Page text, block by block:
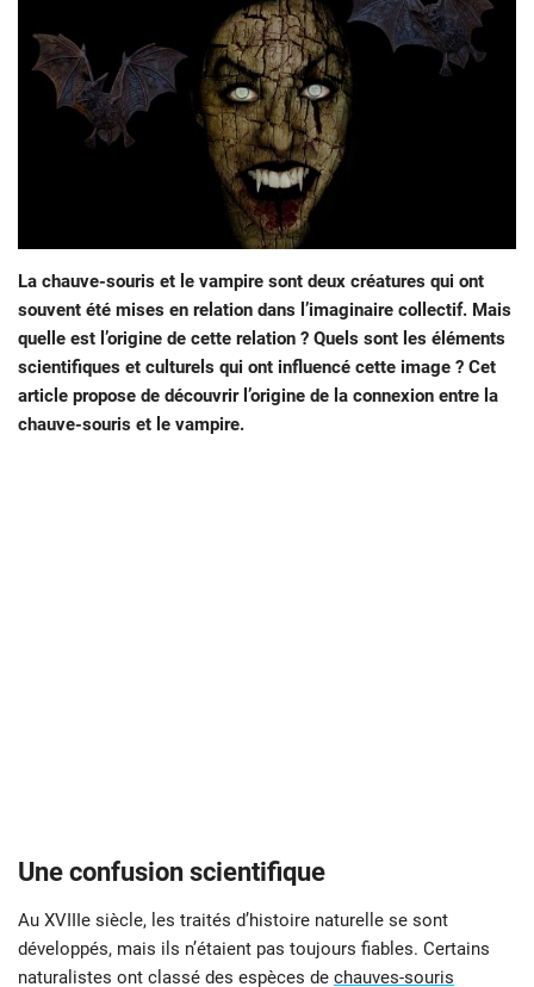
La chauve-souris et le vampire sont deux créatures qui ont
souvent été mises en relation dans l’imaginaire collectif. Mais
quelle est l’origine de cette relation ? Quels sont les éléments
scientifiques et culturels qui ont influencé cette image ? Cet
article propose de découvrir l’origine de la connexion entre la
chauve-souris et le vampire.
Une confusion scientifique
Au XVIIIe siècle, les traités d’histoire naturelle se sont
développés, mais ils n’étaient pas toujours fiables. Certains
naturalistes ont classé des espèces de chauves-souris